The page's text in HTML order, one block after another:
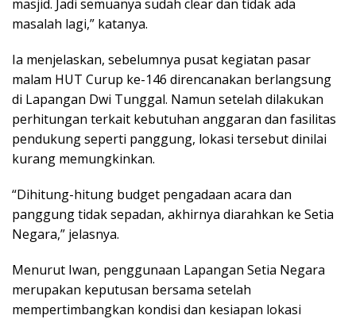
masjid. Jadi semuanya sudah clear dan tidak ada
masalah lagi,” katanya.
Ia menjelaskan, sebelumnya pusat kegiatan pasar
malam HUT Curup ke-146 direncanakan berlangsung
di Lapangan Dwi Tunggal. Namun setelah dilakukan
perhitungan terkait kebutuhan anggaran dan fasilitas
pendukung seperti panggung, lokasi tersebut dinilai
kurang memungkinkan.
“Dihitung-hitung budget pengadaan acara dan
panggung tidak sepadan, akhirnya diarahkan ke Setia
Negara,” jelasnya.
Menurut Iwan, penggunaan Lapangan Setia Negara
merupakan keputusan bersama setelah
mempertimbangkan kondisi dan kesiapan lokasi